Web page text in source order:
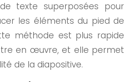
texte superposées pour
les éléments du pied de
méthode est plus rapide
en œuvre, et elle permet
de la diapositive.